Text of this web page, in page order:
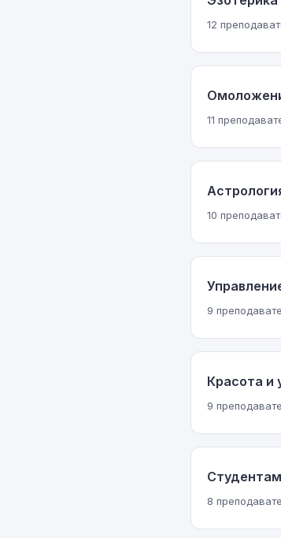
12
11
10
9
Красота и
9
Студентам
8